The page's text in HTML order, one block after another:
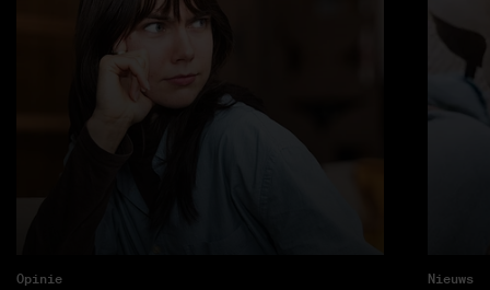
Opinie Nieuws